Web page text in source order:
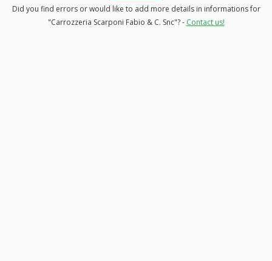
Did you find errors or would like to add more details in informations for
"Carrozzeria Scarponi Fabio & C. Snc"? - Contact us!